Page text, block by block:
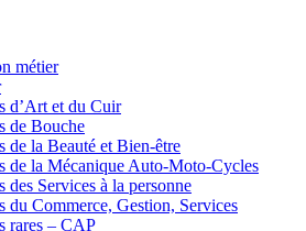
métier
d’Art et du Cuir
de Bouche
de la Beauté et Bien-être
de la Mécanique Auto-Moto-Cycles
des Services à la personne
du Commerce, Gestion, Services
rares – CAP